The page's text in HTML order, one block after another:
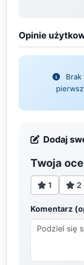
Opinie
Brak
Dodaj
Twoja
1 2
Komentarz